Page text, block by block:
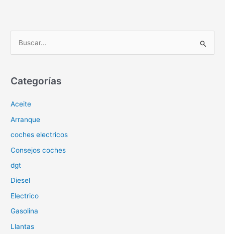
c
r
p
o
Categorías
Aceite
Arranque
coches electricos
Consejos coches
dgt
Diesel
Electrico
Gasolina
Llantas